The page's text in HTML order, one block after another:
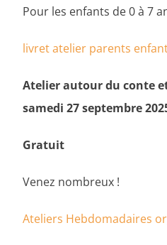
Pour les enfants de 0 à 7
livret atelier parents
Atelier autour du conte
samedi 27 septembre
Gratuit
Venez nombreux !
Ateliers Hebdomadaires